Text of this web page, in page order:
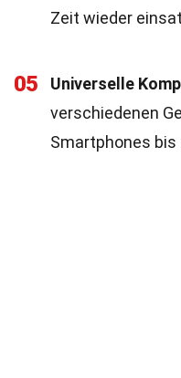
Zeit wieder
05 Universelle
verschiedenen
Smartphones bis